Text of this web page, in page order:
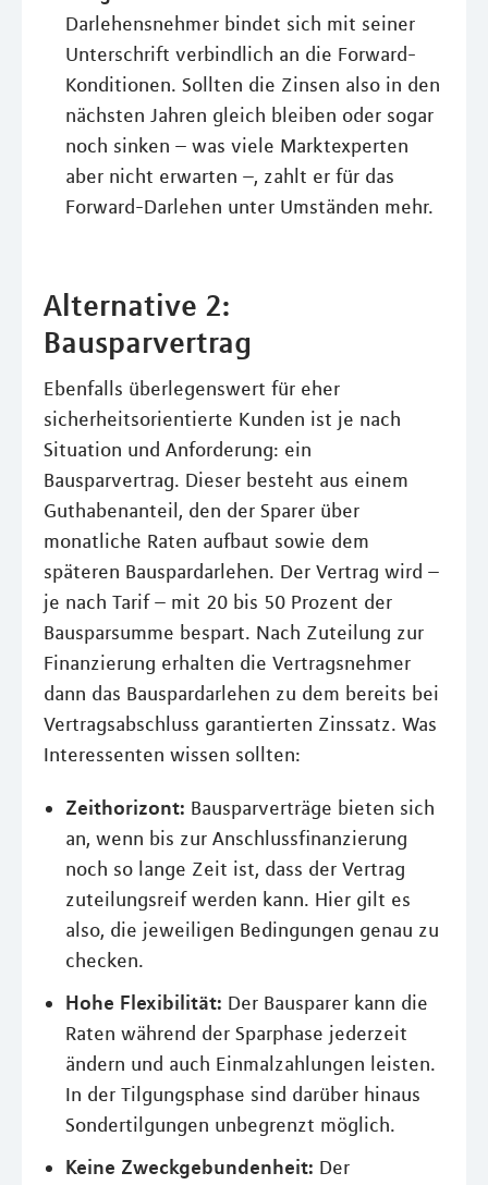
Darlehensnehmer bindet sich mit seiner
Unterschrift verbindlich an die Forward-
Konditionen. Sollten die Zinsen also in den
nächsten Jahren gleich bleiben oder sogar
noch sinken – was viele Marktexperten
aber nicht erwarten –, zahlt er für das
Forward-Darlehen unter Umständen mehr.
Alternative 2:
Bausparvertrag
Ebenfalls überlegenswert für eher
sicherheitsorientierte Kunden ist je nach
Situation und Anforderung: ein
Bausparvertrag. Dieser besteht aus einem
Guthabenanteil, den der Sparer über
monatliche Raten aufbaut sowie dem
späteren Bauspardarlehen. Der Vertrag wird –
je nach Tarif – mit 20 bis 50 Prozent der
Bausparsumme bespart. Nach Zuteilung zur
Finanzierung erhalten die Vertragsnehmer
dann das Bauspardarlehen zu dem bereits bei
Vertragsabschluss garantierten Zinssatz. Was
Interessenten wissen sollten:
Zeithorizont: Bausparverträge bieten sich
an, wenn bis zur Anschlussfinanzierung
noch so lange Zeit ist, dass der Vertrag
zuteilungsreif werden kann. Hier gilt es
also, die jeweiligen Bedingungen genau zu
checken.
Hohe Flexibilität: Der Bausparer kann die
Raten während der Sparphase jederzeit
ändern und auch Einmalzahlungen leisten.
In der Tilgungsphase sind darüber hinaus
Sondertilgungen unbegrenzt möglich.
Keine Zweckgebundenheit: Der